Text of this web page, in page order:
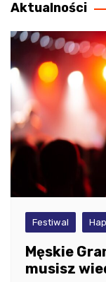
Aktualności
Festiwal
Męskie
musisz